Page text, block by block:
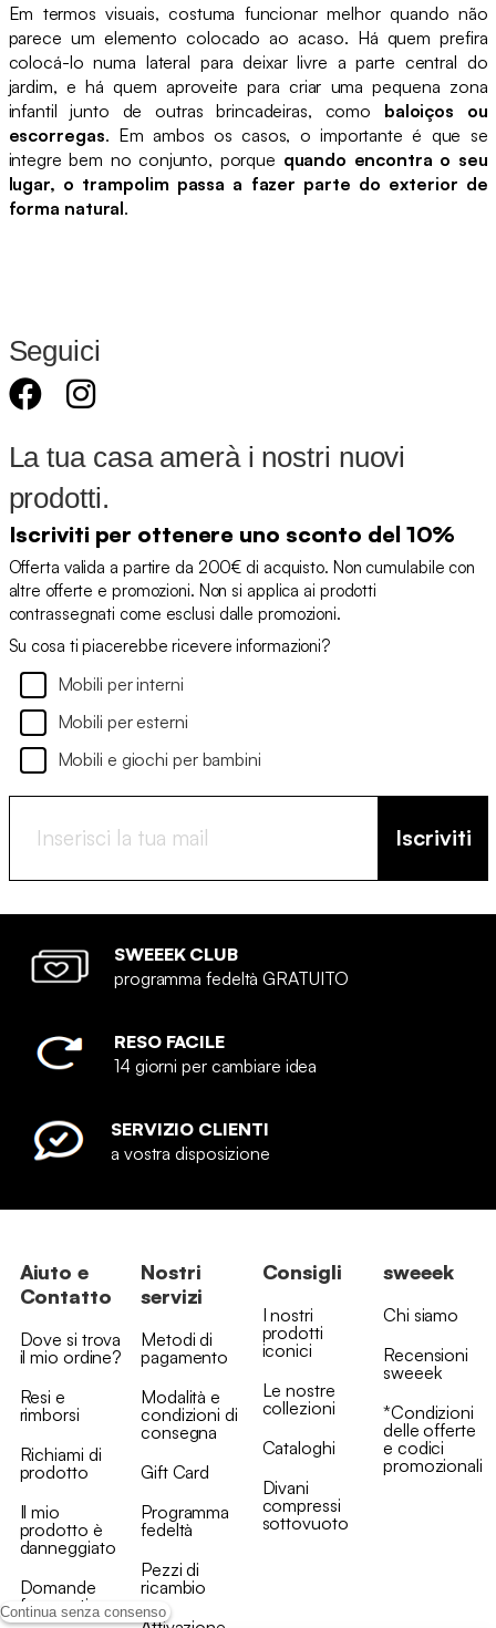
Continua senza consenso
Em termos visuais, costuma funcionar melhor quando não
parece um elemento colocado ao acaso. Há quem prefira
colocá-lo numa lateral para deixar livre a parte central do
jardim, e há quem aproveite para criar uma pequena zona
infantil junto de outras brincadeiras, como baloiços ou
escorregas. Em ambos os casos, o importante é que se
integre bem no conjunto, porque quando encontra o seu
lugar, o trampolim passa a fazer parte do exterior de
forma natural.
Seguici
La tua casa amerà i nostri nuovi
prodotti.
Iscriviti per ottenere uno sconto del 10%
Offerta valida a partire da 200€ di acquisto. Non cumulabile con
altre offerte e promozioni. Non si applica ai prodotti
contrassegnati come esclusi dalle promozioni.
Su cosa ti piacerebbe ricevere informazioni?
Mobili per interni
Mobili per esterni
Mobili e giochi per bambini
Iscriviti
SWEEEK CLUB
programma fedeltà GRATUITO
RESO FACILE
14 giorni per cambiare idea
SERVIZIO CLIENTI
a vostra disposizione
Aiuto e
Contatto
Dove si trova
il mio ordine?
Resi e
rimborsi
Richiami di
prodotto
Il mio
prodotto è
danneggiato
Domande
frequenti
Nostri
servizi
Metodi di
pagamento
Modalità e
condizioni di
consegna
Gift Card
Programma
fedeltà
Pezzi di
ricambio
Consigli
I nostri
prodotti
iconici
Le nostre
collezioni
Cataloghi
Divani
compressi
sottovuoto
sweeek
Chi siamo
Recensioni
sweeek
*Condizioni
delle offerte
e codici
promozionali